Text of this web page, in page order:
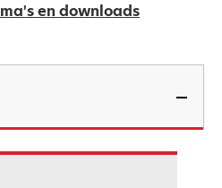
en downloads